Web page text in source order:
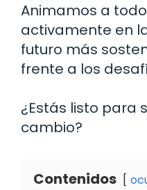
Animamos a
activamente en
futuro más
frente a los
¿Estás listo para
cambio?
Contenidos